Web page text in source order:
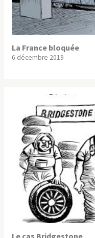
La France bloquée
6 décembre 2019
Le cas Bridgestone